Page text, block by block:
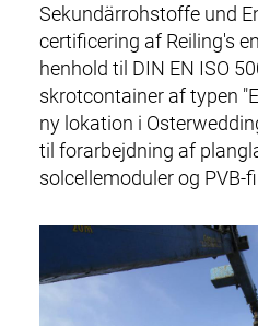
SERVICE
Sekundärrohstoffe und
certificering af Reiling's
henhold til DIN EN ISO
skrotcontainer af typen
ny lokation i
til forarbejdning af
solcellemoduler og PVB-